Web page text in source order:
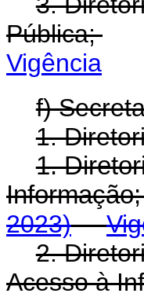
Pública;
Vigência
f)
1.
1.
2023)
2.
Acesso à